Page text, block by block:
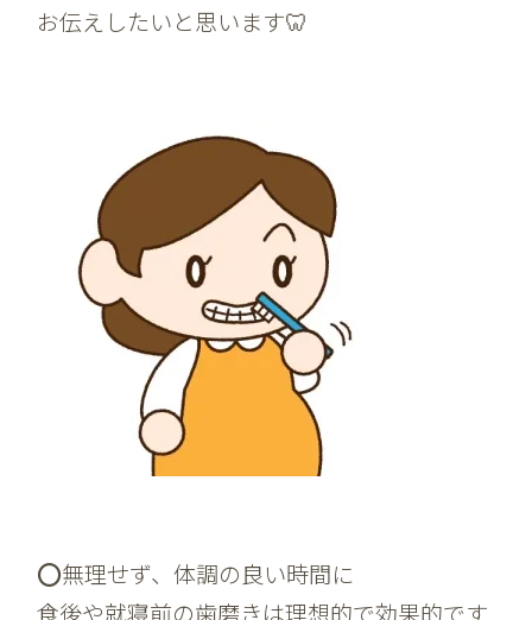
お伝えしたいと思います🦷
⭕️無理せず、体調の良い時間に
食後や就寝前の歯磨きは理想的で効果的です